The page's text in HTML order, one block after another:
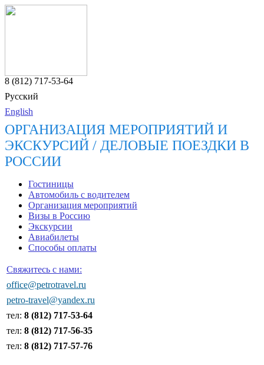
8 (812) 717-53-64
Русский
English
ОРГАНИЗАЦИЯ МЕРОПРИЯТИЙ И
ЭКСКУРСИЙ / ДЕЛОВЫЕ ПОЕЗДКИ В
РОССИИ
Гостиницы
Автомобиль с водителем
Организация мероприятий
Визы в Россию
Экскурсии
Авиабилеты
Способы оплаты
Свяжитесь с нами:
office@petrotravel.ru
petro-travel@yandex.ru
тел: 8 (812) 717-53-64
тел: 8 (812) 717-56-35
тел: 8 (812) 717-57-76